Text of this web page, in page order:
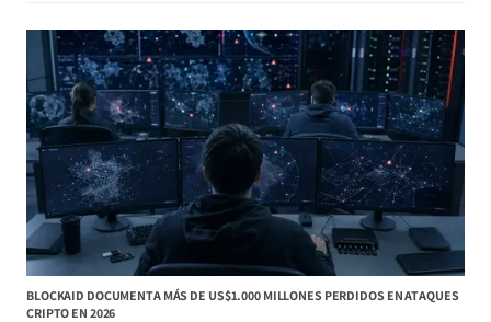
BLOCKAID DOCUMENTA MÁS DE US$1.000 MILLONES PERDIDOS EN ATAQUES
CRIPTO EN 2026